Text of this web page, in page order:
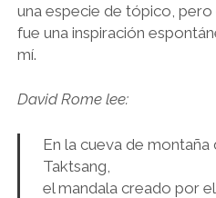
una especie de tópico, pero
fue una inspiración
mí.
David Rome lee:
En la cueva de
Taktsang,
el mandala creado por el